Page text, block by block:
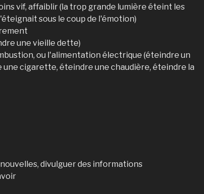
vif, affaiblir (la trop grande lumière éteint les
sous le coup de l'émotion)
une vieille dette)
ou l'alimentation électrique (éteindre un
une cigarette, éteindre une chaudière, éteindre la
divulguer des informations